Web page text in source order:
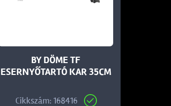
BY DÖME TF
ESERNYŐTARTÓ KAR 35CM
Cikkszám: 168416